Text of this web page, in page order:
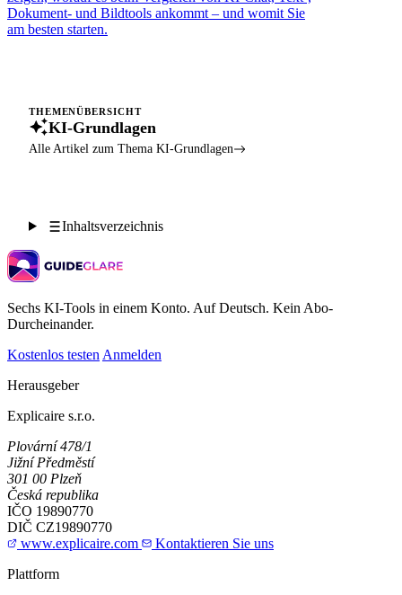
Dokument- und Bildtools ankommt – und womit Sie
am besten starten.
THEMENÜBERSICHT
KI-Grundlagen
Alle Artikel zum Thema KI-Grundlagen
Inhaltsverzeichnis
Sechs KI-Tools in einem Konto. Auf Deutsch. Kein Abo-
Durcheinander.
Kostenlos testen Anmelden
Herausgeber
Explicaire s.r.o.
Plovární 478/1
Jižní Předměstí
301 00 Plzeň
Česká republika
IČO 19890770
DIČ CZ19890770
www.explicaire.com
Kontaktieren Sie uns
Plattform